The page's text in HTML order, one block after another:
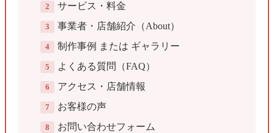
サービス・料金
事業者・店舗紹介（About）
制作事例 または ギャラリー
よくある質問（FAQ）
アクセス・店舗情報
お客様の声
お問い合わせフォーム